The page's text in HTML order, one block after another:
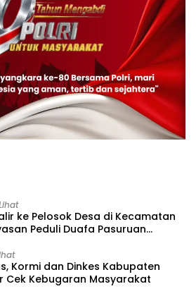
ke Pelosok Desa di Kecamatan
Peduli Duafa Pasuruan
Kormi dan Dinkes Kabupaten
Cek Kebugaran Masyarakat